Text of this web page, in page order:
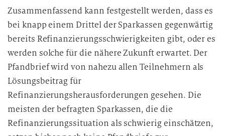
Zusammenfassend kann festgestellt werden, dass es
bei knapp einem Drittel der Sparkassen gegenwärtig
bereits Refinanzierungsschwierigkeiten gibt, oder es
werden solche für die nähere Zukunft erwartet. Der
Pfandbrief wird von nahezu allen Teilnehmern als
Lösungsbeitrag für
Refinanzierungsherausforderungen gesehen. Die
meisten der befragten Sparkassen, die die
Refinanzierungssituation als schwierig einschätzen,